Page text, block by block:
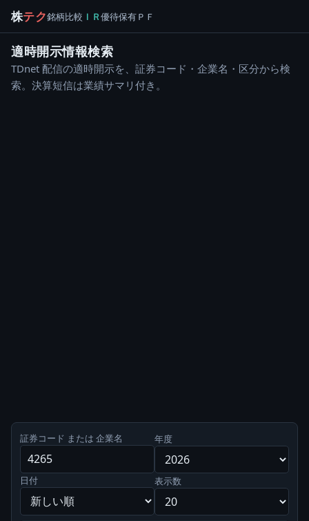
株テク銘柄比較 ＩＲ優待保有ＰＦ
適時開示情報検索
TDnet 配信の適時開示を、証券コード・企業名・区分から検
索。決算短信は業績サマリ付き。
証券コード または 企業名 年度
日付 表示数